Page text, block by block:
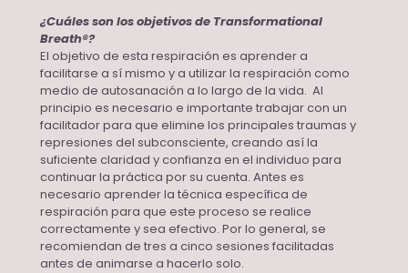
¿Cuáles son los objetivos de Transformational
Breath®️?
El objetivo de esta respiración es aprender a
facilitarse a sí mismo y a utilizar la respiración como
medio de autosanación a lo largo de la vida. Al
principio es necesario e importante trabajar con un
facilitador para que elimine los principales traumas y
represiones del subconsciente, creando así la
suficiente claridad y confianza en el individuo para
continuar la práctica por su cuenta. Antes es
necesario aprender la técnica específica de
respiración para que este proceso se realice
correctamente y sea efectivo. Por lo general, se
recomiendan de tres a cinco sesiones facilitadas
antes de animarse a hacerlo solo.